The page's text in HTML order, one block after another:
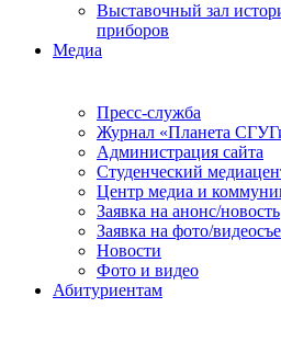
Выставочный зал
приборов
Медиа
Пресс-служба
Журнал «Планета
Администрация сайта
Студенческий
Центр медиа и
Заявка на анонс/новость
Заявка на фото/
Новости
Фото и видео
Абитуриентам